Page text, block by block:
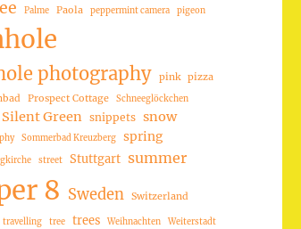
Palme Paola peppermint camera pigeon
photography pink pizza
Prospect Cottage Schneeglöckchen
Silent Green snippets snow
Sommerbad Kreuzberg spring
street Stuttgart summer
8 Sweden Switzerland
travelling tree trees Weihnachten Weiterstadt